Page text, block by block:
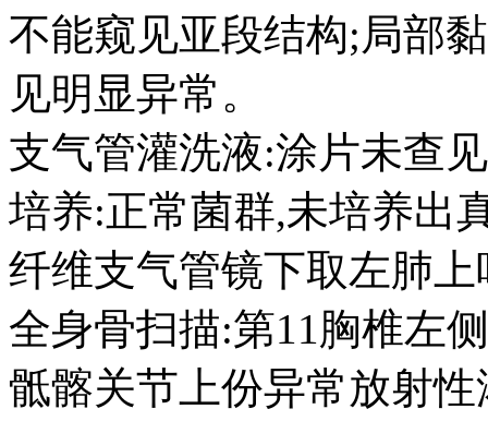
不能窥见亚段结构;局部
见明显异常。
支气管灌洗液:涂片未查
培养:正常菌群,未培养出
纤维支气管镜下取左肺
全身骨扫描:第11胸椎左
骶髂关节上份异常放射